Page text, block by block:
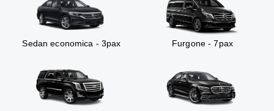
Sedan economica - 3pax Furgone - 7pax